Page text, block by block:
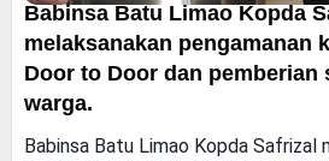
Babinsa Batu Limao Kopda
melaksanakan pengamanan
Door to Door dan pemberian
warga.
Babinsa Batu Limao Kopda Safrizal